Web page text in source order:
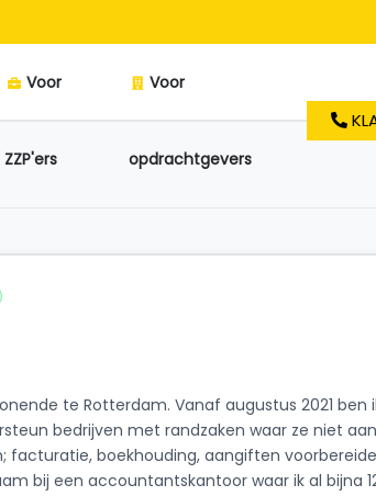
Voor
ZZP'ers
Voor
opdrachtgevers
te Rotterdam. Vanaf augustus 2021
bedrijven met randzaken waar ze niet
facturatie, boekhouding, aangiften
bij een accountantskantoor waar ik al bijna